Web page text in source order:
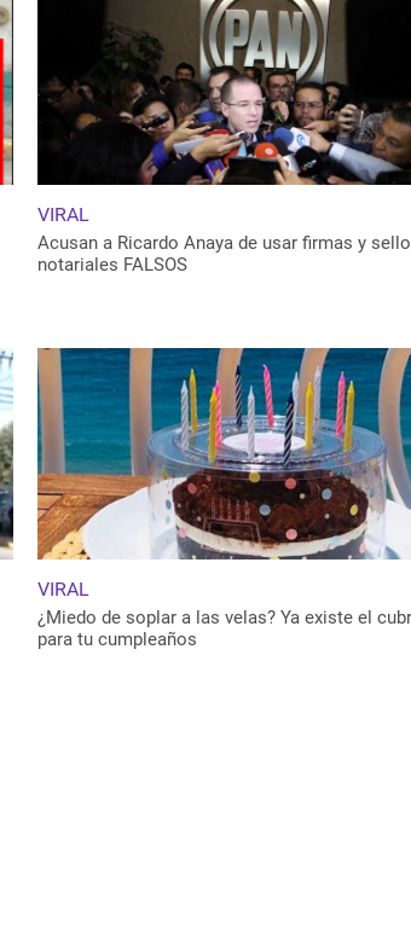
VIRAL
Acusan a Ricardo Anaya de usar firmas y
notariales FALSOS
VIRAL
¿Miedo de soplar a las velas? Ya existe el
para tu cumpleaños